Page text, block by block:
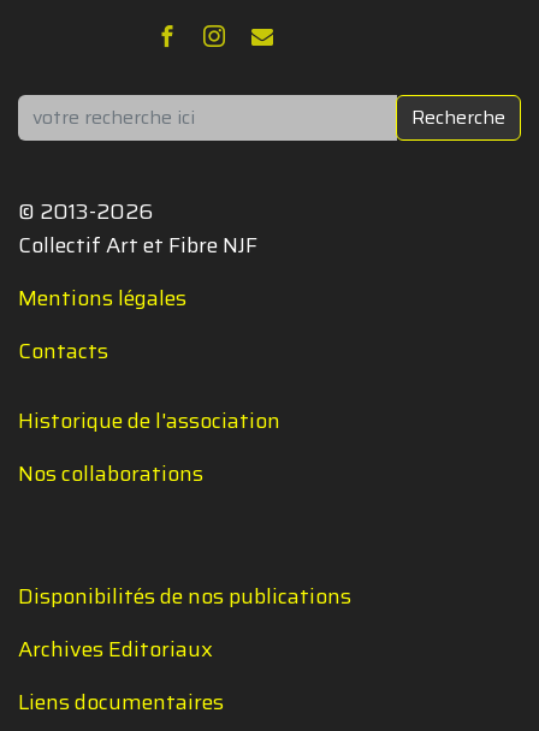
Rechercher Recherche
© 2013-2026
Collectif Art et Fibre NJF
Mentions légales
Contacts
Historique de l'association
Nos collaborations
Disponibilités de nos publications
Archives Editoriaux
Liens documentaires